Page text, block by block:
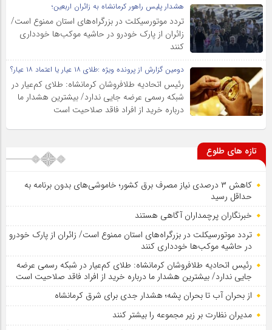
هشدار پلیس راهور کرمانشاه به زائران اربعین؛
تردد موتورسیکلت در بزرگراه‌های استان ممنوع است/
زائران از پارک خودرو در حاشیه موکب‌ها خودداری
کنند
دومین گزارش از پرونده ویژه :طلای ۱۸ عیار یا اعتماد ۱۸ عیار؟
رئیس اتحادیه طلافروشان کرمانشاه: طلای کم‌عیار در
شبکه رسمی عرضه جایی ندارد/ بیشترین هشدار ما
درباره خرید از افراد فاقد صلاحیت است
تازه های طلوع
کاهش ۳ درصدی نیاز مصرف برق کشور؛ خاموشی‌های بدون برنامه به
حداقل رسید
خبرنگاران پرچمداران آگاهی هستند
تردد موتورسیکلت در بزرگراه‌های استان ممنوع است/ زائران از پارک خودرو
در حاشیه موکب‌ها خودداری کنند
رئیس اتحادیه طلافروشان کرمانشاه: طلای کم‌عیار در شبکه رسمی عرضه
جایی ندارد/ بیشترین هشدار ما درباره خرید از افراد فاقد صلاحیت است
از بحران آب تا بحران پشه؛ هشدار جدی برای شرق کرمانشاه
مدیران نظارت بر زیر مجموعه را بیشتر کنند